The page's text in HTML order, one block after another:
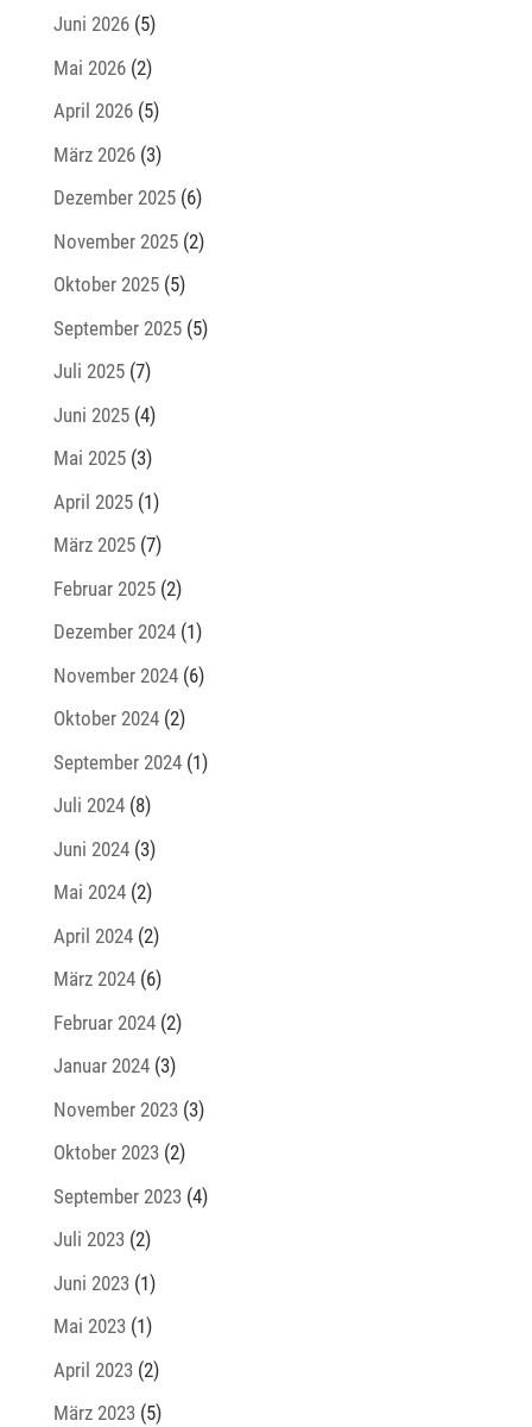
Juni 2026(5)
Mai 2026(2)
April 2026(5)
März 2026(3)
Dezember 2025(6)
November 2025(2)
Oktober 2025(5)
September 2025(5)
Juli 2025(7)
Juni 2025(4)
Mai 2025(3)
April 2025(1)
März 2025(7)
Februar 2025(2)
Dezember 2024(1)
November 2024(6)
Oktober 2024(2)
September 2024(1)
Juli 2024(8)
Juni 2024(3)
Mai 2024(2)
April 2024(2)
März 2024(6)
Februar 2024(2)
Januar 2024(3)
November 2023(3)
Oktober 2023(2)
September 2023(4)
Juli 2023(2)
Juni 2023(1)
Mai 2023(1)
April 2023(2)
März 2023(5)